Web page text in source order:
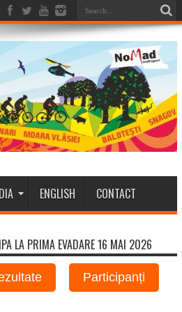
ENGLISH CONTACT
LA PRIMA EVADARE 16 MAI 2026
Participanți